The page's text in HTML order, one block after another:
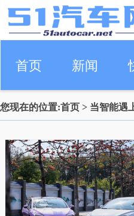
首页 新闻
车生活
您现在的位置:首页 > 当智能遇